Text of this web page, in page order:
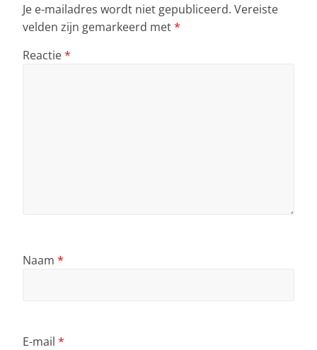
Je e-mailadres wordt niet gepubliceerd. Vereiste
velden zijn gemarkeerd met*
Reactie*
Naam *
E-mail *